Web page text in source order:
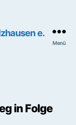
Menü
in Folge